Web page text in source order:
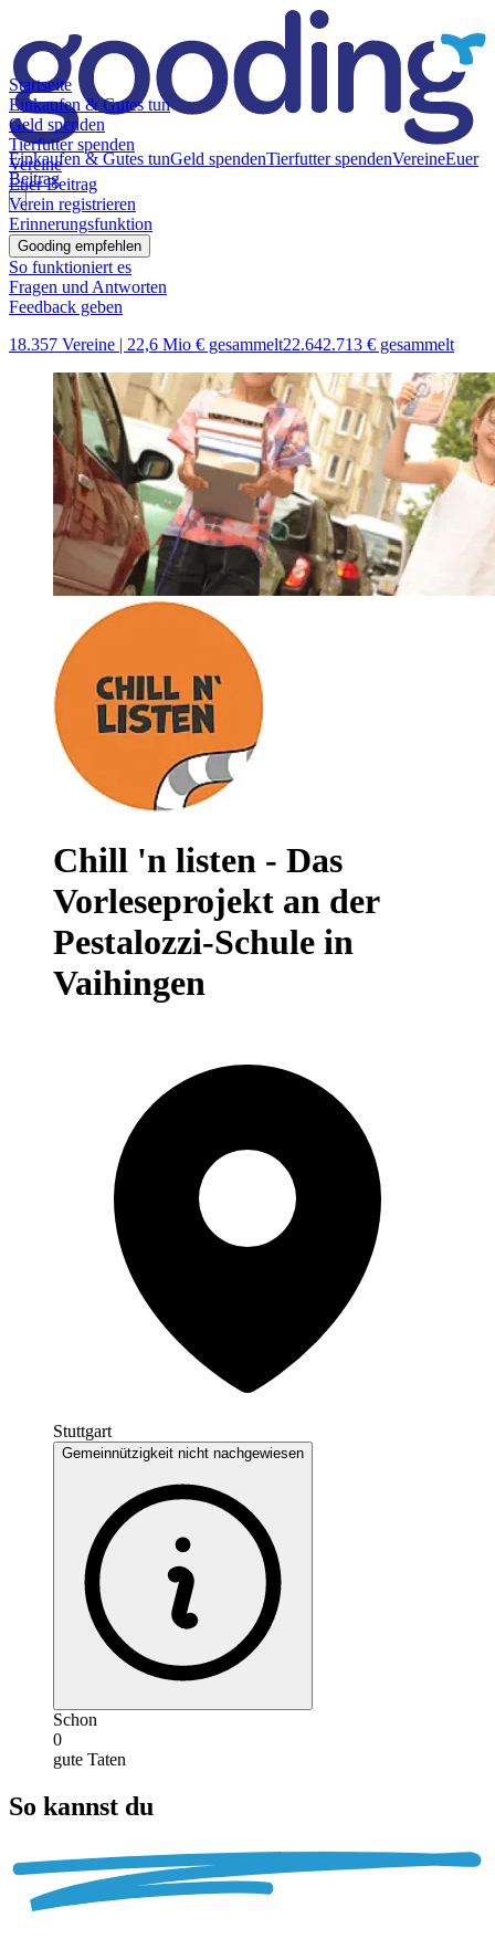
Einkaufen & Gutes tunGeld spendenTierfutter spendenVereineEuer
Beitrag
Startseite
Einkaufen & Gutes tun
Geld spenden
Tierfutter spenden
Vereine
Euer Beitrag
Verein registrieren
Erinnerungsfunktion
Gooding empfehlen
So funktioniert es
Fragen und Antworten
Feedback geben
18.357 Vereine | 22,6 Mio € gesammelt22.642.713 € gesammelt
Chill 'n listen - Das
Vorleseprojekt an der
Pestalozzi-Schule in
Vaihingen
Stuttgart
Gemeinnützigkeit nicht nachgewiesen
Schon
0
gute Taten
So kannst du